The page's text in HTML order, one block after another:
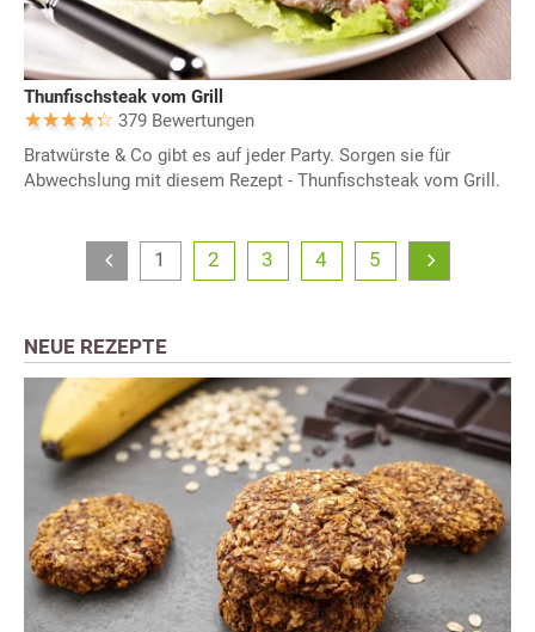
Thunfischsteak vom Grill
379 Bewertungen
Bratwürste & Co gibt es auf jeder Party. Sorgen sie für
Abwechslung mit diesem Rezept - Thunfischsteak vom Grill.
1 2 3 4 5
NEUE REZEPTE